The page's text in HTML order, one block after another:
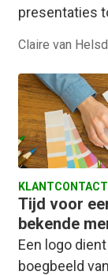
presentaties
Claire van
Tijd voor
bekende
Een logo
boegbeeld